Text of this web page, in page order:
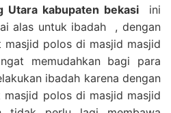
Utara kabupaten bekasiini
alas untuk ibadah , dengan
masjid polos di masjid masjid
memudahkan bagi para
ibadah karena dengan
polos di masjid masjid